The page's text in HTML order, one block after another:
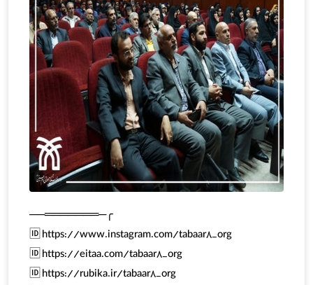
╭─═══════──
🆔 https://www.instagram.com/tabaar8_org
🆔 https://eitaa.com/tabaar8_org
🆔 https://rubika.ir/tabaar8_org